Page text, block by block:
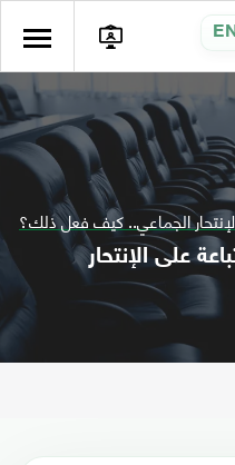
900 من أتباعة على الإنتحار